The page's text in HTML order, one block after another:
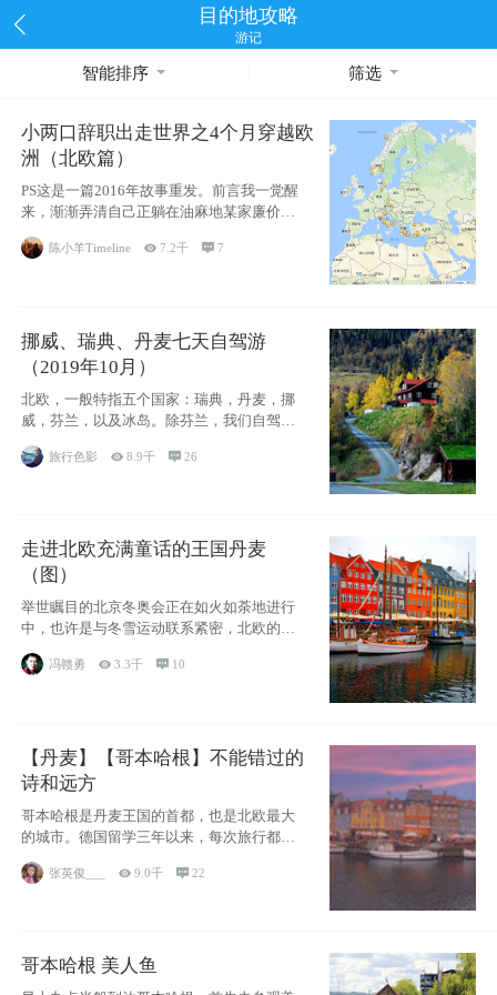
目的地攻略
游记
智能排序 筛选
小两口辞职出走世界之4个月穿越欧
洲（北欧篇）
PS这是一篇2016年故事重发。前言我一觉醒
来，渐渐弄清自己正躺在油麻地某家廉价宾
馆
陈小羊Timeline 7.2千 7
挪威、瑞典、丹麦七天自驾游
（2019年10月）
北欧，一般特指五个国家：瑞典，丹麦，挪
威，芬兰，以及冰岛。除芬兰，我们自驾游
旅行色影 8.9千 26
走进北欧充满童话的王国丹麦
（图）
举世瞩目的北京冬奥会正在如火如荼地进行
中，也许是与冬雪运动联系紧密，北欧的一
些国家因
冯赣勇 3.3千  10
【丹麦】【哥本哈根】不能错过的
诗和远方
哥本哈根是丹麦王国的首都，也是北欧最大
的城市。德国留学三年以来，每次旅行都是
张英俊___ 9.0千 22
哥本哈根 美人鱼